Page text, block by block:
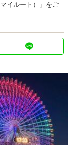
イルート）」をご